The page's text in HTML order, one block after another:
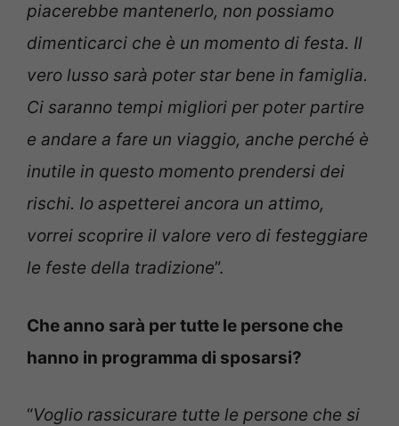
piacerebbe mantenerlo, non possiamo
dimenticarci che è un momento di festa. Il
vero lusso sarà poter star bene in famiglia.
Ci saranno tempi migliori per poter partire
e andare a fare un viaggio, anche perché è
inutile in questo momento prendersi dei
rischi. Io aspetterei ancora un attimo,
vorrei scoprire il valore vero di festeggiare
le feste della tradizione”.
Che anno sarà per tutte le persone che
hanno in programma di sposarsi?
“Voglio rassicurare tutte le persone che si